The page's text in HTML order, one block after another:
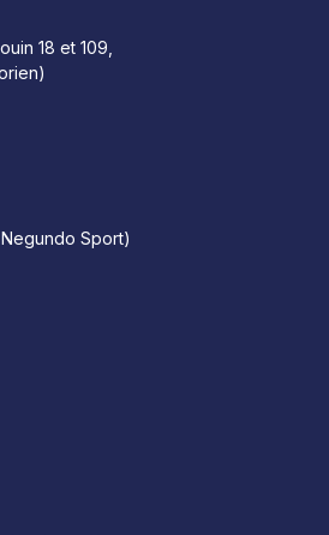
18 et 109,
Sport)